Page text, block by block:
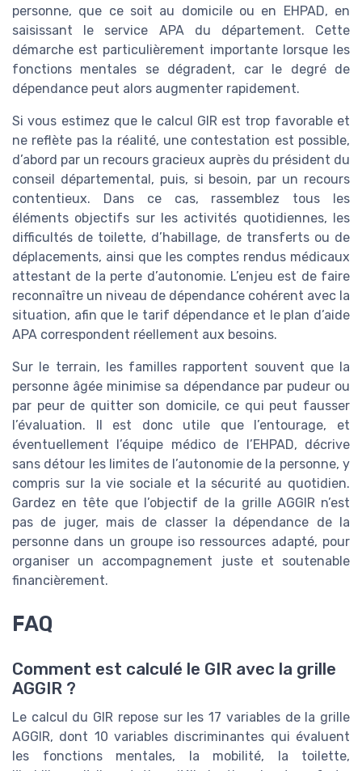
personne, que ce soit au domicile ou en EHPAD, en
saisissant le service APA du département. Cette
démarche est particulièrement importante lorsque les
fonctions mentales se dégradent, car le degré de
dépendance peut alors augmenter rapidement.
Si vous estimez que le calcul GIR est trop favorable et
ne reflète pas la réalité, une contestation est possible,
d’abord par un recours gracieux auprès du président du
conseil départemental, puis, si besoin, par un recours
contentieux. Dans ce cas, rassemblez tous les
éléments objectifs sur les activités quotidiennes, les
difficultés de toilette, d’habillage, de transferts ou de
déplacements, ainsi que les comptes rendus médicaux
attestant de la perte d’autonomie. L’enjeu est de faire
reconnaître un niveau de dépendance cohérent avec la
situation, afin que le tarif dépendance et le plan d’aide
APA correspondent réellement aux besoins.
Sur le terrain, les familles rapportent souvent que la
personne âgée minimise sa dépendance par pudeur ou
par peur de quitter son domicile, ce qui peut fausser
l’évaluation. Il est donc utile que l’entourage, et
éventuellement l’équipe médico de l’EHPAD, décrive
sans détour les limites de l’autonomie de la personne, y
compris sur la vie sociale et la sécurité au quotidien.
Gardez en tête que l’objectif de la grille AGGIR n’est
pas de juger, mais de classer la dépendance de la
personne dans un groupe iso ressources adapté, pour
organiser un accompagnement juste et soutenable
financièrement.
FAQ
Comment est calculé le GIR avec la grille
AGGIR ?
Le calcul du GIR repose sur les 17 variables de la grille
AGGIR, dont 10 variables discriminantes qui évaluent
les fonctions mentales, la mobilité, la toilette,